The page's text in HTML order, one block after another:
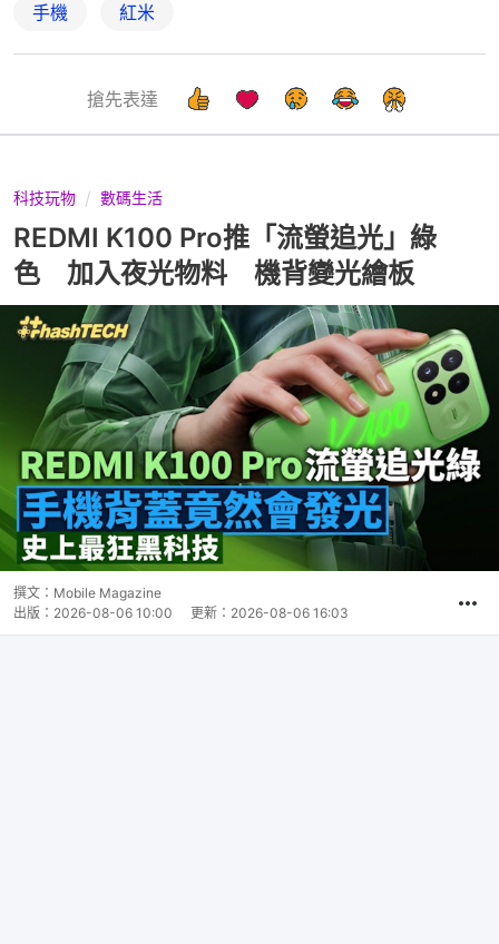
手機 紅米
搶先表達
科技玩物 數碼生活
REDMI K100 Pro推「流螢追光」綠
色 加入夜光物料 機背變光繪板
撰文： Mobile Magazine
出版： 2026-08-06 10:00 更新： 2026-08-06 16:03